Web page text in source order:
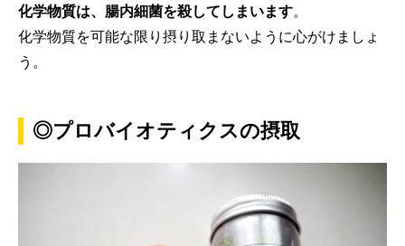
化学物質は、腸内細菌を殺してしまいます。
化学物質を可能な限り摂り取まないように心がけましょ
う。
◎プロバイオティクスの摂取